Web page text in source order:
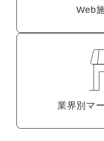
Web
業界別マ